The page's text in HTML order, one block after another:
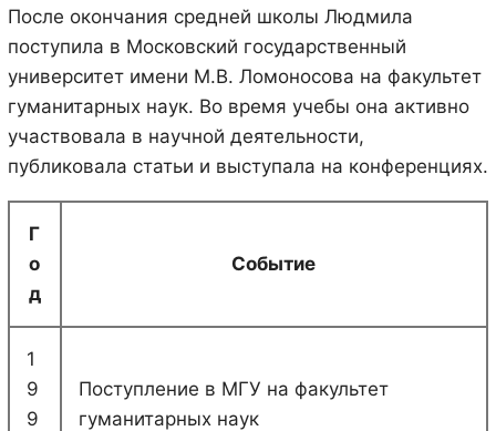
После окончания средней школы Людмила
поступила в Московский государственный
университет имени М.В. Ломоносова на факультет
гуманитарных наук. Во время учебы она активно
участвовала в научной деятельности,
публиковала статьи и выступала на конференциях.
Г
о
д
Событие
1
9
9
Поступление в МГУ на факультет
гуманитарных наук